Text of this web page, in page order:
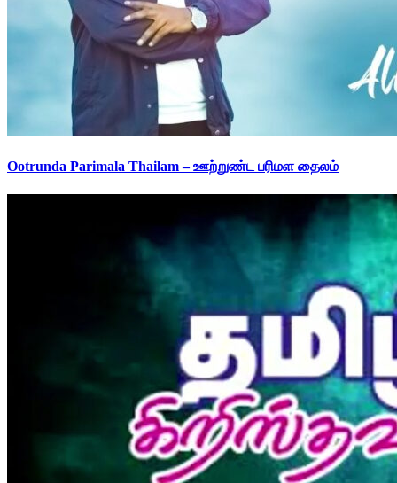
Ootrunda Parimala Thailam – ஊற்றுண்ட பரிமள தைலம்